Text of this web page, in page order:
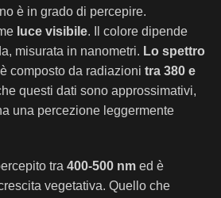
è in grado di percepire.
luce visibile. Il colore dipende
misurata in nanometri. Lo spettro
composto da radiazioni tra 380 e
questi dati sono approssimativi,
una percezione leggermente
tra 400-500 nm ed è
vegetativa. Quello che